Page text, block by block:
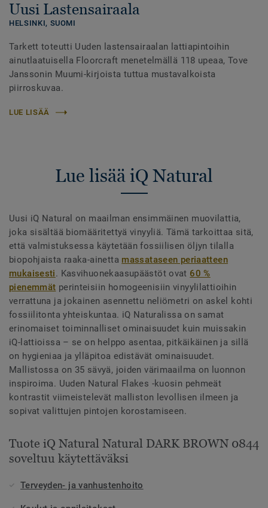
Uusi Lastensairaala
HELSINKI, SUOMI
Tarkett toteutti Uuden lastensairaalan lattiapintoihin
ainutlaatuisella Floorcraft menetelmällä 118 upeaa, Tove
Janssonin Muumi-kirjoista tuttua mustavalkoista
piirroskuvaa.
LUE LISÄÄ
Lue lisää iQ Natural
Uusi iQ Natural on maailman ensimmäinen muovilattia,
joka sisältää biomääritettyä vinyyliä. Tämä tarkoittaa sitä,
että valmistuksessa käytetään fossiilisen öljyn tilalla
biopohjaista raaka-ainetta massataseen periaatteen
mukaisesti. Kasvihuonekaasupäästöt ovat 60 %
pienemmät perinteisiin homogeenisiin vinyylilattioihin
verrattuna ja jokainen asennettu neliömetri on askel kohti
fossiilitonta yhteiskuntaa. iQ Naturalissa on samat
erinomaiset toiminnalliset ominaisuudet kuin muissakin
iQ-lattioissa – se on helppo asentaa, pitkäikäinen ja sillä
on hygieniaa ja ylläpitoa edistävät ominaisuudet.
Mallistossa on 35 sävyä, joiden värimaailma on luonnon
inspiroima. Uuden Natural Flakes -kuosin pehmeät
kontrastit viimeistelevät malliston levollisen ilmeen ja
sopivat valittujen pintojen korostamiseen.
Tuote iQ Natural Natural DARK BROWN 0844
soveltuu käytettäväksi
Terveyden- ja vanhustenhoito